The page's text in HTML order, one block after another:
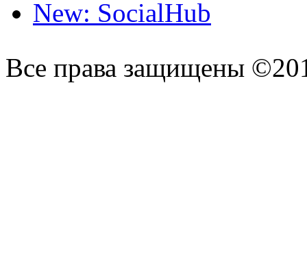
New: SocialHub
Все права защищены